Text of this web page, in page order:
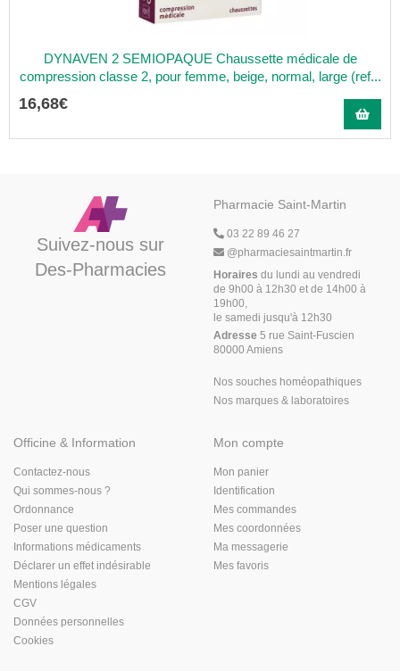
DYNAVEN 2 SEMIOPAQUE Chaussette médicale de
compression classe 2, pour femme, beige, normal, large (ref...
16,68€
Suivez-nous sur
Des-Pharmacies
Pharmacie Saint-Martin
03 22 89 46 27
@pharmaciesaintmartin.fr
Horaires du lundi au vendredi
de 9h00 à 12h30 et de 14h00 à
19h00,
le samedi jusqu'à 12h30
Adresse 5 rue Saint-Fuscien
80000 Amiens
Nos souches homéopathiques
Nos marques & laboratoires
Officine & Information
Contactez-nous
Qui sommes-nous ?
Ordonnance
Poser une question
Informations médicaments
Déclarer un effet indésirable
Mentions légales
CGV
Données personnelles
Cookies
Mon compte
Mon panier
Identification
Mes commandes
Mes coordonnées
Ma messagerie
Mes favoris